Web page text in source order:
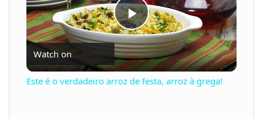
P
l
Watch on
Este é o verdadeiro arroz de festa, arroz à grega!